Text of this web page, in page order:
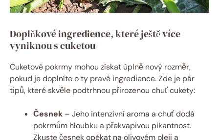
Doplňkové ingredience, které ještě více
vyniknou s cuketou
Cuketové pokrmy mohou získat úplně nový rozměr,
pokud je doplníte o ty pravé ingredience. Zde je pár
tipů, které skvěle podtrhnou přirozenou chuť cukety:
Česnek – Jeho intenzivní aroma a chuť dodá
pokrmům hloubku a překvapivou pikantnost.
Zkuste česnek opékat na olivovém oleji a